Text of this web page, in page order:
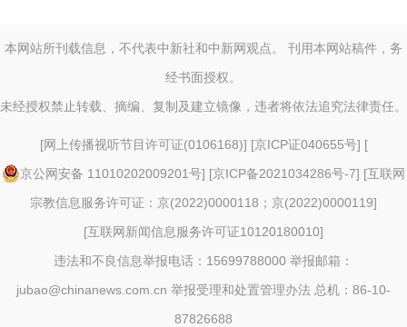
本网站所刊载信息，不代表中新社和中新网观点。 刊用本网站稿件，务
经书面授权。
未经授权禁止转载、摘编、复制及建立镜像，违者将依法追究法律责任。
[网上传播视听节目许可证(0106168)] [京ICP证040655号] [
京公网安备 11010202009201号] [京ICP备2021034286号-7] [互联网
宗教信息服务许可证：京(2022)0000118；京(2022)0000119]
[互联网新闻信息服务许可证10120180010]
违法和不良信息举报电话：15699788000 举报邮箱：
jubao@chinanews.com.cn 举报受理和处置管理办法 总机：86-10-
87826688